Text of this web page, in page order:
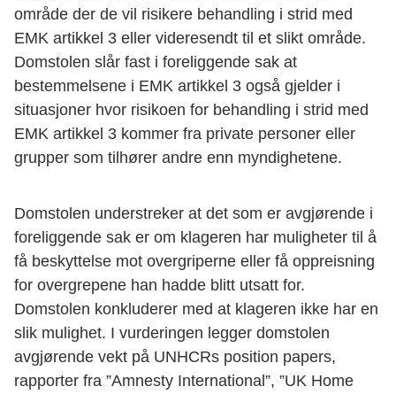
område der de vil risikere behandling i strid med
EMK artikkel 3 eller videresendt til et slikt område.
Domstolen slår fast i foreliggende sak at
bestemmelsene i EMK artikkel 3 også gjelder i
situasjoner hvor risikoen for behandling i strid med
EMK artikkel 3 kommer fra private personer eller
grupper som tilhører andre enn myndighetene.
Domstolen understreker at det som er avgjørende i
foreliggende sak er om klageren har muligheter til å
få beskyttelse mot overgriperne eller få oppreisning
for overgrepene han hadde blitt utsatt for.
Domstolen konkluderer med at klageren ikke har en
slik mulighet. I vurderingen legger domstolen
avgjørende vekt på UNHCRs position papers,
rapporter fra ”Amnesty International”, ”UK Home